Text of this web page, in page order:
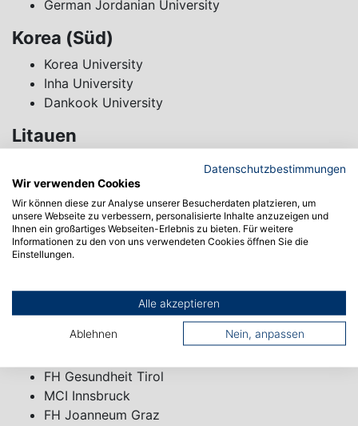
German Jordanian University
Korea (Süd)
Korea University
Inha University
Dankook University
Litauen
Vilnius University of Applied Sciences
Kaunas University of Technology
Lithuanian Business University of Applied
Sciences
Mexiko
Tecnologico de Monterrey
ITESO Guadalajara
FH Gesundheit Tirol
MCI Innsbruck
FH Joanneum Graz
Datenschutzbestimmungen
Wir verwenden Cookies
Wir können diese zur Analyse unserer Besucherdaten platzieren, um
unsere Webseite zu verbessern, personalisierte Inhalte anzuzeigen und
Ihnen ein großartiges Webseiten-Erlebnis zu bieten. Für weitere
Informationen zu den von uns verwendeten Cookies öffnen Sie die
Einstellungen.
Alle akzeptieren
Ablehnen Nein, anpassen